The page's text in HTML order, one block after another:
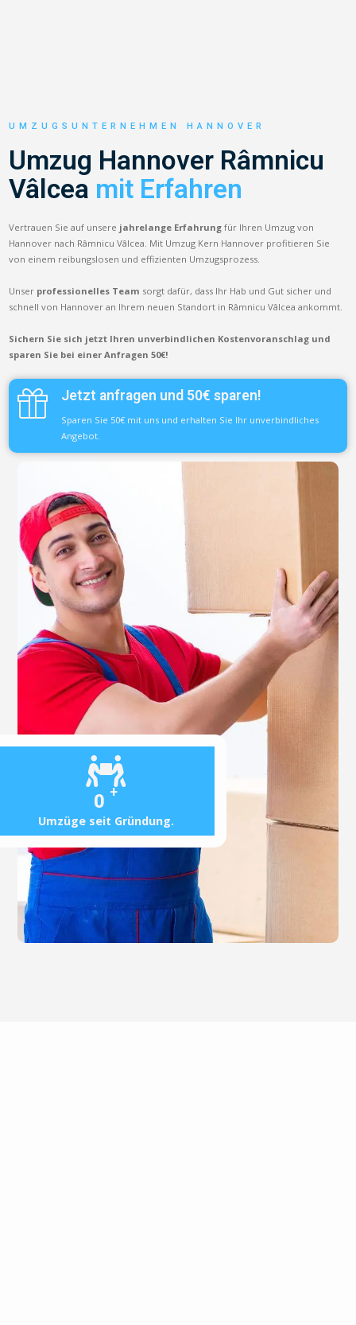
0 +
Umzüge seit Gründung.
UMZUGSUNTERNEHMEN HANNOVER
Umzug Hannover Râmnicu
Vâlcea mit Erfahren
Vertrauen Sie auf unsere jahrelange Erfahrung für Ihren Umzug von
Hannover nach Râmnicu Vâlcea. Mit Umzug Kern Hannover profitieren Sie
von einem reibungslosen und effizienten Umzugsprozess.
Unser professionelles Team sorgt dafür, dass Ihr Hab und Gut sicher und
schnell von Hannover an Ihrem neuen Standort in Râmnicu Vâlcea ankommt.
Sichern Sie sich jetzt Ihren unverbindlichen Kostenvoranschlag und
sparen Sie bei einer Anfragen 50€!
Jetzt anfragen und 50€ sparen!
Sparen Sie 50€ mit uns und erhalten Sie Ihr unverbindliches
Angebot.